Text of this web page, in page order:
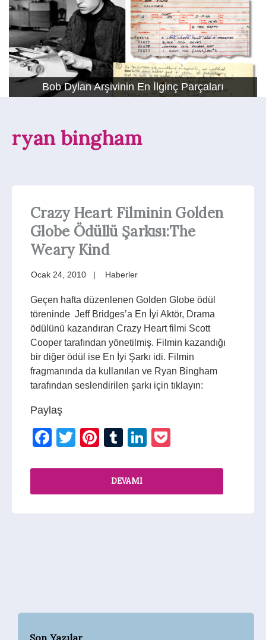
Bob Dylan Arşivinin En İlginç Parçaları
ryan bingham
Crazy Heart Filminin Golden
Globe Ödüllü Şarkısı:The
Weary Kind
Ocak 24, 2010 Haberler
Geçen hafta düzenlenen Golden Globe ödül
töreninde Jeff Bridges’a En İyi Aktör, Drama
ödülünü kazandıran Crazy Heart filmi Scott
Cooper tarafından yönetilmiş. Filmin kazandığı
bir diğer ödül ise En İyi Şarkı idi. Filmin
fragmanında da kullanılan ve Ryan Bingham
tarafından seslendirilen şarkı için tıklayın:
Paylaş
Facebook
TwitterPinterest
TumblrLinkedIn
DEVAMI
Son Yazılar